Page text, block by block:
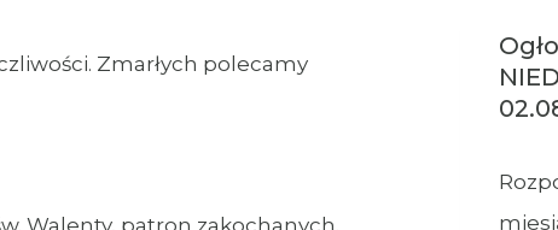
Zmarłych polecamy
Walenty, patron zakochanych.